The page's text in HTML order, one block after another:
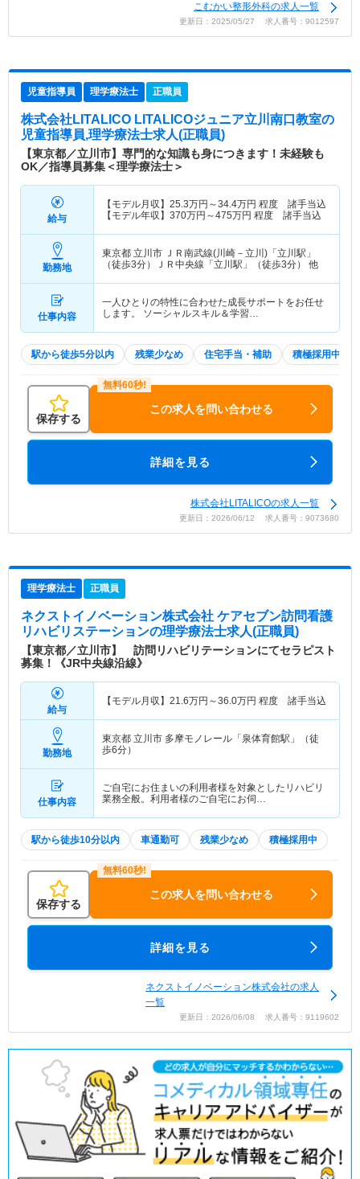
こむかい整形外科の求人一覧
更新日：2025/05/27 求人番号：9012597
児童指導員 理学療法士 正職員
株式会社LITALICO LITALICOジュニア立川南口教室の
児童指導員,理学療法士求人(正職員)
【東京都／立川市】専門的な知識も身につきます！未経験も
OK／指導員募集＜理学療法士＞
給与
【モデル月収】 25.3万円～34.4万円 程度 諸手当込
【モデル年収】 370万円～475万円 程度 諸手当込
勤務地
東京都 立川市 ＪＲ南武線(川崎－立川)「立川駅」
（徒歩3分）ＪＲ中央線「立川駅」（徒歩3分） 他
仕事内容
一人ひとりの特性に合わせた成長サポートをお任せ
します。 ソーシャルスキル＆学習…
駅から徒歩5分以内 残業少なめ 住宅手当・補助 積極採用中
保存する
この求人を問い合わせる
詳細を見る
株式会社LITALICOの求人一覧
更新日：2026/06/12 求人番号：9073680
理学療法士 正職員
ネクストイノベーション株式会社 ケアセブン訪問看護
リハビリステーションの理学療法士求人(正職員)
【東京都／立川市】 訪問リハビリテーションにてセラピスト
募集！《JR中央線沿線》
給与
【モデル月収】 21.6万円～36.0万円 程度 諸手当込
勤務地
東京都 立川市 多摩モノレール「泉体育館駅」（徒
歩6分）
仕事内容
ご自宅にお住まいの利用者様を対象としたリハビリ
業務全般。利用者様のご自宅にお伺…
駅から徒歩10分以内 車通勤可 残業少なめ 積極採用中
保存する
この求人を問い合わせる
詳細を見る
ネクストイノベーション株式会社の求人
一覧
更新日：2026/06/08 求人番号：9119602